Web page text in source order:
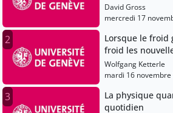
David Gross
mercredi 17
2
Lorsque le froid
froid les
matière aux
Wolfgang Ketterle
mardi 16 novembre
3
La physique
quotidien